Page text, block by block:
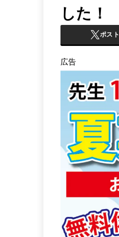
した！
ポスト
広告